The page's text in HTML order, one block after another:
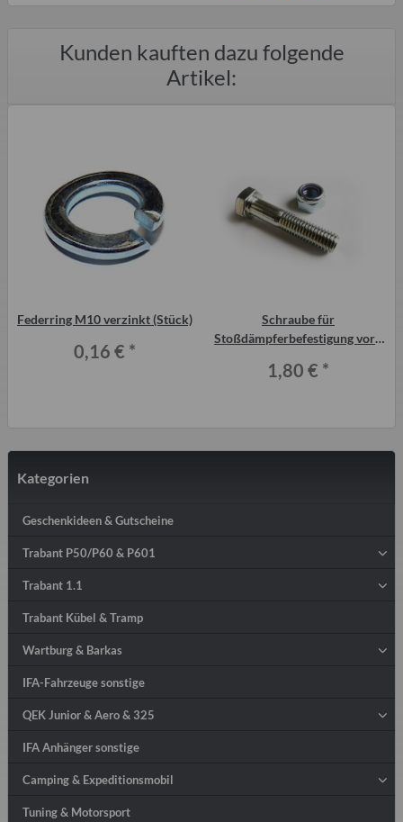
Kunden kauften dazu folgende
Artikel:
Federring M10 verzinkt (Stück)
0,16 € *
Schraube für
Stoßdämpferbefestigung vorn
1,80 € *
Kategorien
Geschenkideen & Gutscheine
Trabant P50/P60 & P601
Trabant 1.1
Trabant Kübel & Tramp
Wartburg & Barkas
IFA-Fahrzeuge sonstige
QEK Junior & Aero & 325
IFA Anhänger sonstige
Camping & Expeditionsmobil
Tuning & Motorsport